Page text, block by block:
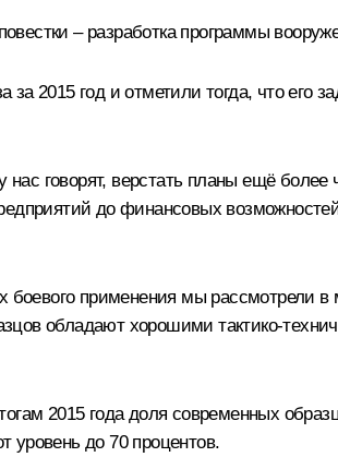
– разработка программы
2015 год и отметили тогда, что его
говорят, верстать планы ещё более
до финансовых
применения мы рассмотрели в
обладают хорошими тактико-
2015 года доля современных
уровень до 70 процентов.